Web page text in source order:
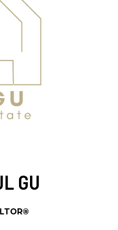
GU